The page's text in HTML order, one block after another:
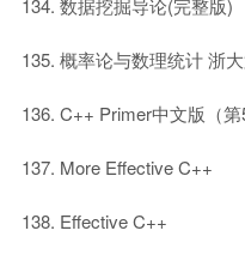
数据挖掘导论(完整版)
概率论与数理统计 浙大
C++ Primer中文版（第
More Effective C++
Effective C++